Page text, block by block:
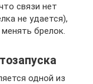
связи нет
не удается),
брелок.
одной из